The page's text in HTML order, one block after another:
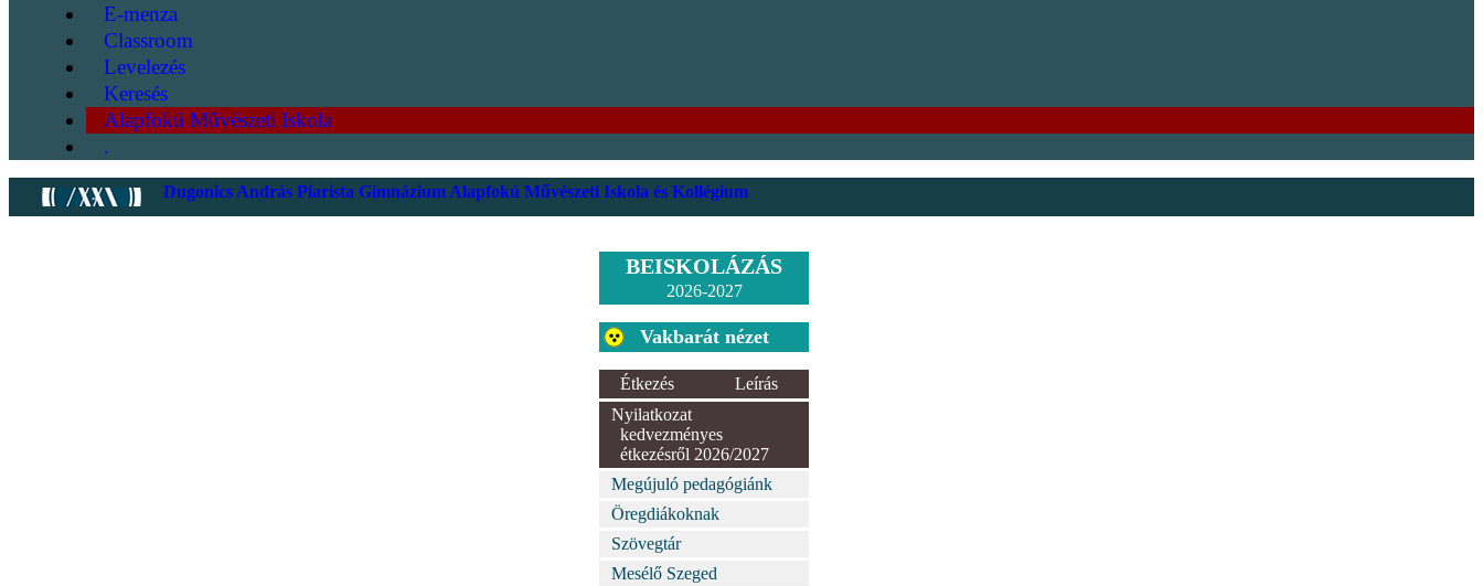
E-menza
Classroom
Levelezés
Keresés
Alapfokú Művészeti Iskola
.
Dugonics András Piarista Gimnázium Alapfokú Művészeti Iskola és Kollégium
BEISKOLÁZÁS
2026-2027
Vakbarát nézet
Étkezés
Leírás
Nyilatkozat
kedvezményes
étkezésről 2026/2027
Megújuló pedagógiánk
Öregdiákoknak
Szövegtár
Mesélő Szeged